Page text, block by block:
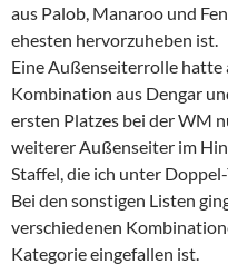
aus Palob, Manaroo und
ehesten hervorzuheben ist.
Eine Außenseiterrolle hatte
Kombination aus Dengar
ersten Platzes bei der WM
weiterer Außenseiter im
Staffel, die ich unter
Bei den sonstigen Listen
verschiedenen
Kategorie eingefallen ist.